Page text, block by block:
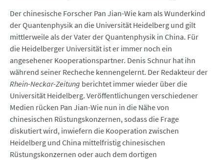
Der chinesische Forscher Pan Jian-Wie kam als Wunderkind
der Quantenphysik an die Universität Heidelberg und gilt
mittlerweile als der Vater der Quantenphysik in China. Für
die Heidelberger Universität ist er immer noch ein
angesehener Kooperationspartner. Denis Schnur hat ihn
während seiner Recheche kennengelernt. Der Redakteur der
Rhein-Neckar-Zeitung berichtet immer wieder über die
Universität Heidelberg. Veröffentlichungen verschiedener
Medien rücken Pan Jian-Wie nun in die Nähe von
chinesischen Rüstungskonzernen, sodass die Frage
diskutiert wird, inwiefern die Kooperation zwischen
Heidelberg und China mittelfristig chinesischen
Rüstungskonzernen oder auch dem dortigen